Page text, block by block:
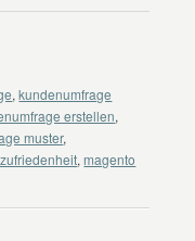
,kundenumfrage
erstellen,
muster,
,magento